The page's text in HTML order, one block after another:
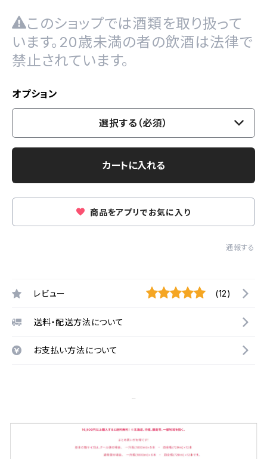
このショップでは酒類を取り扱って
います。20歳未満の者の飲酒は法律で
禁止されています。
オプション
選択する（必須）
カートに入れる
商品をアプリでお気に入り
通報する
レビュー (12)
送料・配送方法について
お支払い方法について